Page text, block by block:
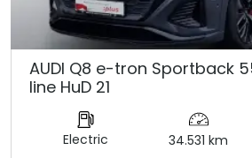
AUDI Q8 e-tron Sportback
line HuD 21
Electric 34.531 km